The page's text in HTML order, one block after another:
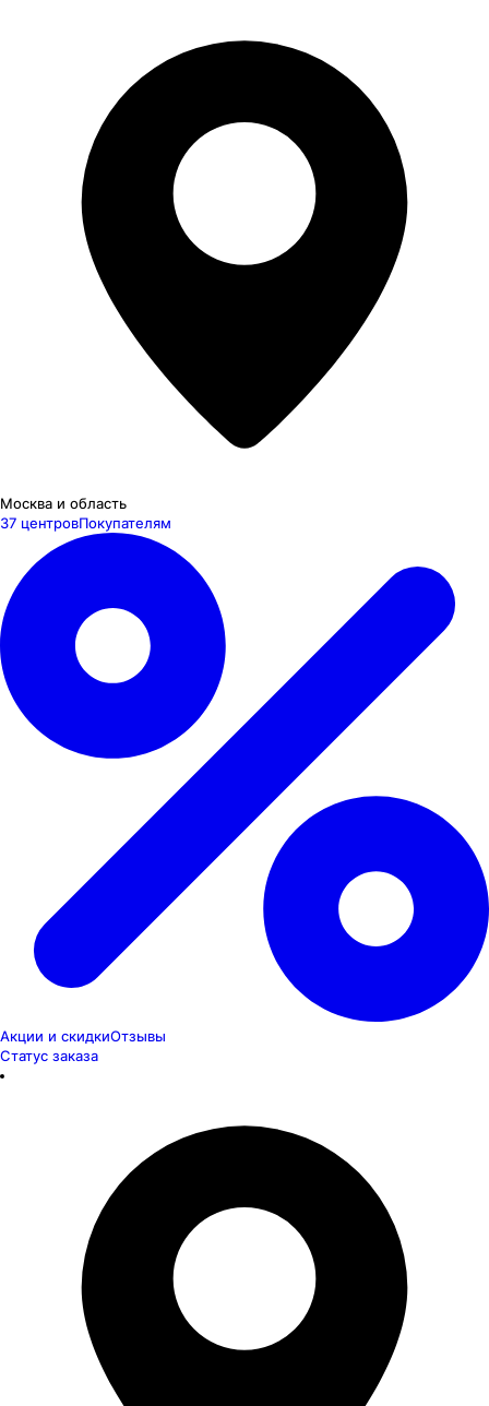
Москва и область
37 центровПокупателям
Акции и скидкиОтзывы
Статус заказа